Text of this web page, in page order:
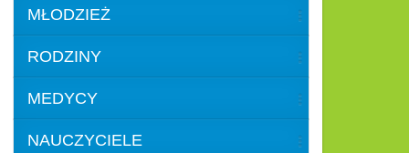
MŁODZIEŻ
RODZINY
MEDYCY
NAUCZYCIELE